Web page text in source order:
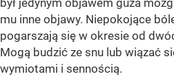
był jedynym objawem guza
mu inne objawy. Niepokojące
pogarszają się w okresie od
Mogą budzić ze snu lub wiązać
wymiotami i sennością.